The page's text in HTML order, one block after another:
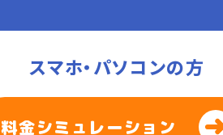
スマホ・パソコンの方
料金シミュレーション